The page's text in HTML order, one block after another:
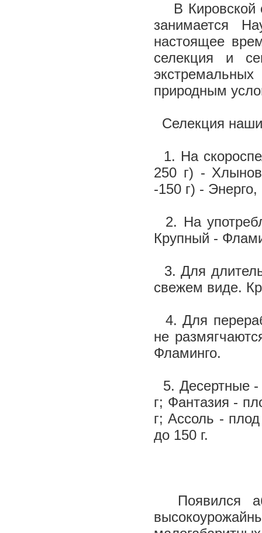
В Кировской
занимается
настоящее
селекция и
природным
Селекция
1. На
250 г) -
-150 г) -
2. На
Крупный -
3. Для
свежем виде.
4. Для
не
Фламинго.
5. Десертные
г; Фантазия -
г; Ассоль -
до 150 г.
Появился